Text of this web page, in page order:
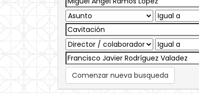
Comenzar nueva busqueda